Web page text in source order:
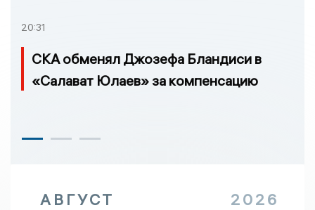
20:31
СКА обменял Джозефа Бландиси в
«Салават Юлаев» за компенсацию
АВГУСТ 2026